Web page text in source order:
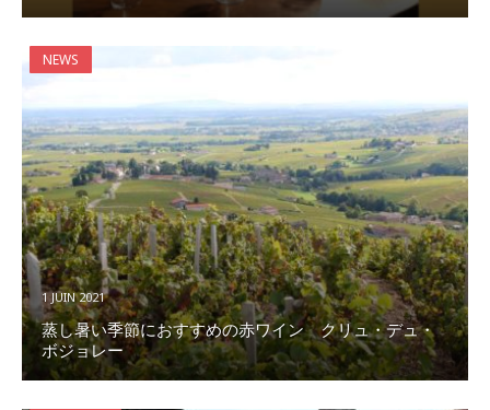
NEWS
1 JUIN 2021
蒸し暑い季節におすすめの赤ワイン クリュ・デュ・
ボジョレー